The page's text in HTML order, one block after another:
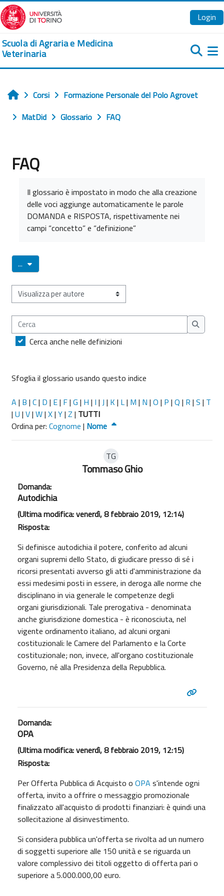
Vai al contenuto principale
Login
Scuola di Agraria e Medicina
Veterinaria
Home
Corsi
Formazione Personale del Polo Agrovet
MatDid
Glossario FAQ
FAQ
Il glossario è impostato in modo che alla creazione
delle voci aggiunge automaticamente le parole
DOMANDA e RISPOSTA, rispettivamente nei
campi “concetto” e “definizione”
... Esporta voci
Sfoglia il glossario usando questo indice
Cerca
Cerca
Cerca anche nelle definizioni
Sfoglia il glossario usando questo indice
A | B | C| D | E| F| G | H | I | J | K | L| M | N | O | P | Q | R | S | T
| U | V| W| X| Y| Z | TUTTI
Ordinato per Nome decrescente
Ordina per: Cognome | Nome
TG
Tommaso Ghio
Domanda:
Autodichia
(Ultima modifica: venerdì, 8 febbraio 2019, 12:14)
Risposta:
Si definisce autodichia il potere, conferito ad alcuni
organi supremi dello Stato, di giudicare presso di sé i
ricorsi presentati avverso gli atti d'amministrazione da
essi medesimi posti in essere, in deroga alle norme che
disciplinano in via generale le competenze degli
organi giurisdizionali. Tale prerogativa - denominata
anche giurisdizione domestica - è riconosciuta, nel
vigente ordinamento italiano, ad alcuni organi
costituzionali: le Camere del Parlamento e la Corte
costituzionale; non, invece, all'organo costituzionale
Governo, né alla Presidenza della Repubblica.
Domanda:
OPA
(Ultima modifica: venerdì, 8 febbraio 2019, 12:15)
Risposta:
Per Offerta Pubblica di Acquisto o OPA s'intende ogni
offerta, invito a offrire o messaggio promozionale
finalizzato all'acquisto di prodotti finanziari: è quindi una
sollecitazione al disinvestimento.
Si considera pubblica un'offerta se rivolta ad un numero
di soggetti superiore alle 150 unità e se riguarda un
valore complessivo dei titoli oggetto di offerta pari o
superiore a 5.000.000,00 euro.